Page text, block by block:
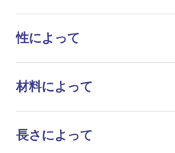
性によって
材料によって
長さによって